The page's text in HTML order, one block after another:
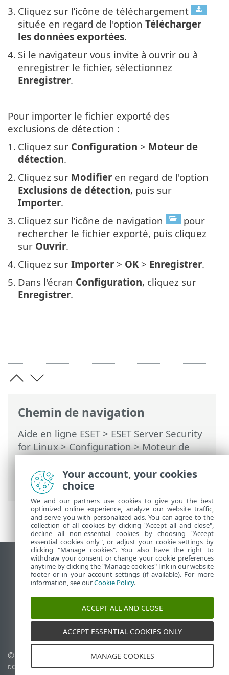
Chemin de navigation
Aide en ligne ESET> ESET Server Security
for Linux>Configuration>Moteur de
détection>Exclusions>Exclusions de
détection
> Ajout ou modification d'une
exclusion de détection
3. Cliquez sur l’icône de téléchargement
située en regard de l'option Télécharger
les données exportées.
4. Si le navigateur vous invite à ouvrir ou à
enregistrer le fichier, sélectionnez
Enregistrer.
Pour importer le fichier exporté des
exclusions de détection :
1. Cliquez sur Configuration > Moteur de
détection.
2. Cliquez sur Modifier en regard de l'option
Exclusions de détection, puis sur
Importer.
3. Cliquez sur l’icône de navigation
pour
rechercher le fichier exporté, puis cliquez
sur Ouvrir.
4. Cliquez sur Importer > OK > Enregistrer.
5. Dans l'écran Configuration, cliquez sur
Enregistrer.
Afficher le site des postes de travail
End of Life
Base de connaissances ESET
Forum ESET
ESET Status Portal
Support régional
© 1992 - 2025 ESET, spol. s
r.o. - Tous droits réservés.
Politique relative aux
Your account, your cookies
choice
We and our partners use cookies to give you the best
optimized online experience, analyze our website traffic,
and serve you with personalized ads. You can agree to the
collection of all cookies by clicking "Accept all and close",
decline all non-essential cookies by choosing "Accept
essential cookies only", or adjust your cookie settings by
clicking "Manage cookies". You also have the right to
withdraw your consent or change your cookie preferences
anytime by clicking the "Manage cookies" link in our website
footer or in your account settings (if available). For more
information, see ourCookie Policy.
ACCEPT ALL AND CLOSE
ACCEPT ESSENTIAL COOKIES ONLY
MANAGE COOKIES